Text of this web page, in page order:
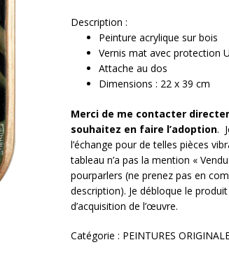
Description :
Peinture acrylique sur bois
Vernis mat avec protection
Attache au dos
Dimensions : 22 x 39 cm
Merci de me contacter
souhaitez en faire l’adoption.
l’échange pour de telles pièces
tableau n’a pas la mention «
pourparlers (ne prenez pas en
description). Je débloque le
d’acquisition de l’œuvre.
Catégorie : PEINTURES